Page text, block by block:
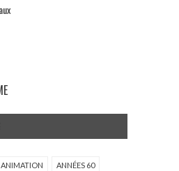
ANIMATION ANNÉES 60